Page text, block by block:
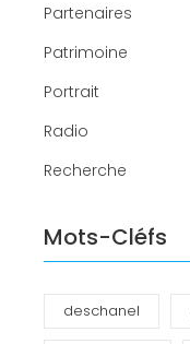
Partenaires
Patrimoine
Portrait
Radio
Recherche
Mots-Cléfs
deschanel